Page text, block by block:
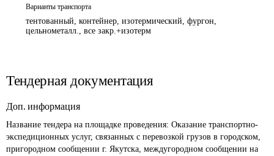
Варианты транспорта
тентованный, контейнер, изотермический, фургон,
цельнометалл., все закр.+изотерм
Тендерная документация
Доп. информация
Название тендера на площадке проведения: Оказание транспортно-
экспедиционных услуг, связанных с перевозкой грузов в городском,
пригородном сообщении г. Якутска, междугородном сообщении на